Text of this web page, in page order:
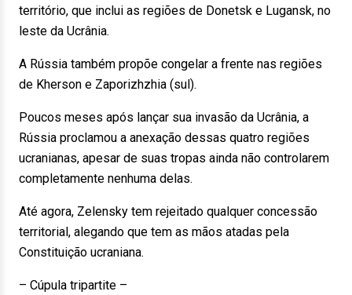
território, que inclui as regiões de Donetsk e Lugansk, no
leste da Ucrânia.
A Rússia também propõe congelar a frente nas regiões
de Kherson e Zaporizhzhia (sul).
Poucos meses após lançar sua invasão da Ucrânia, a
Rússia proclamou a anexação dessas quatro regiões
ucranianas, apesar de suas tropas ainda não controlarem
completamente nenhuma delas.
Até agora, Zelensky tem rejeitado qualquer concessão
territorial, alegando que tem as mãos atadas pela
Constituição ucraniana.
– Cúpula tripartite –